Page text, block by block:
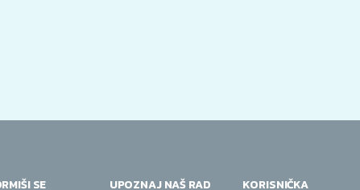
SE UPOZNAJ NAŠ RAD KORISNIČKA